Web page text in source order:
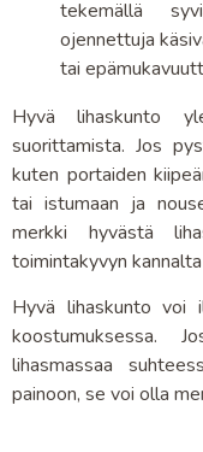
tekemällä
ojennettuja
tai
Hyvä lihaskunto
suorittamista. Jos
kuten portaiden
tai istumaan ja
merkki hyvästä
toimintakyvyn
Hyvä lihaskunto voi
koostumuksessa.
lihasmassaa
painoon, se voi olla